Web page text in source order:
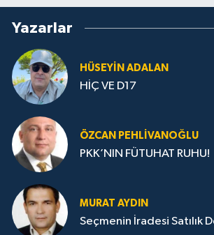
Yazarlar
HÜSEYIN ADALAN
HİÇ VE D17
ÖZCAN PEHLIVANOĞLU
PKK’NIN FÜTUHAT RUHU!
MURAT AYDIN
Seçmenin İradesi Satılık